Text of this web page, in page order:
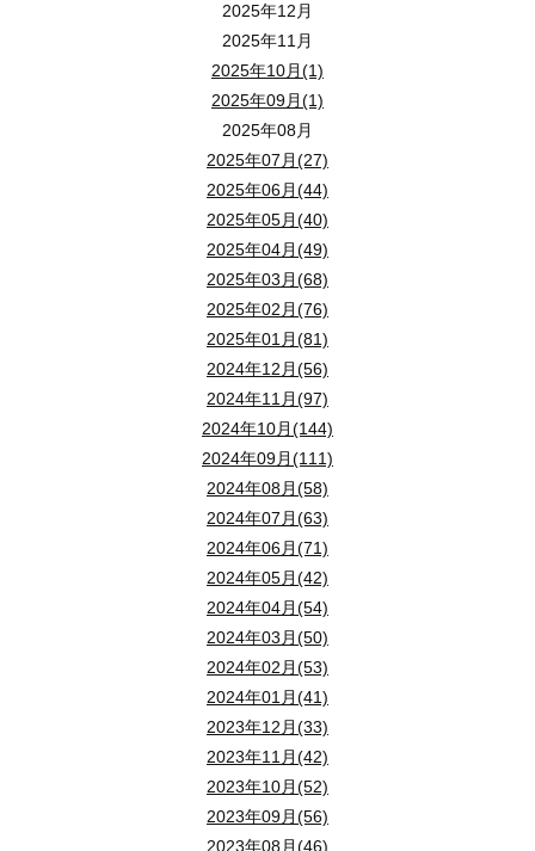
2025年12月
2025年11月
2025年10月(1)
2025年09月(1)
2025年08月
2025年07月(27)
2025年06月(44)
2025年05月(40)
2025年04月(49)
2025年03月(68)
2025年02月(76)
2025年01月(81)
2024年12月(56)
2024年11月(97)
2024年10月(144)
2024年09月(111)
2024年08月(58)
2024年07月(63)
2024年06月(71)
2024年05月(42)
2024年04月(54)
2024年03月(50)
2024年02月(53)
2024年01月(41)
2023年12月(33)
2023年11月(42)
2023年10月(52)
2023年09月(56)
2023年08月(46)